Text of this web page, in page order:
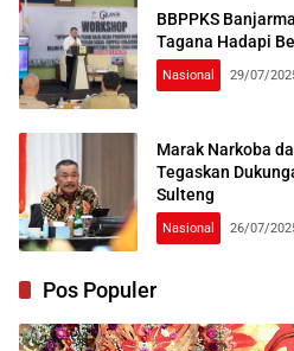
BBPPKS
Tagana Hadapi
Nasional 29/07/
Marak Narkoba
Tegaskan
Sulteng
Nasional 26/07/
Pos Populer